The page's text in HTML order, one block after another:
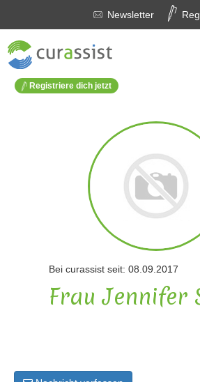
Newsletter
Registriere dich jetzt
Bei curassist seit: 08.09.2017
Frau Jennifer